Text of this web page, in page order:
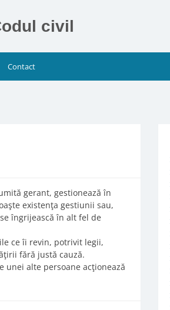
civil
Contact
gerant, gestionează în
existenţa gestiunii sau,
îngrijească în alt fel de
ce îi revin, potrivit legii,
fără justă cauză.
unei alte persoane acţionează